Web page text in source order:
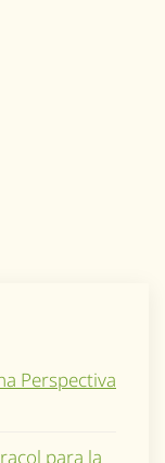
Perspectiva
para la